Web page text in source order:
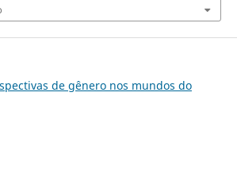
de gênero nos mundos do